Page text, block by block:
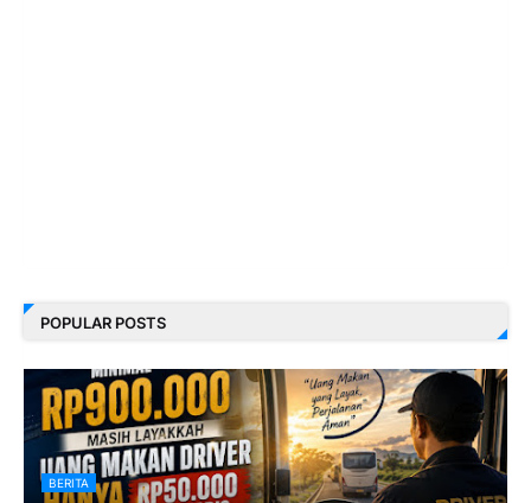
POPULAR POSTS
BERITA